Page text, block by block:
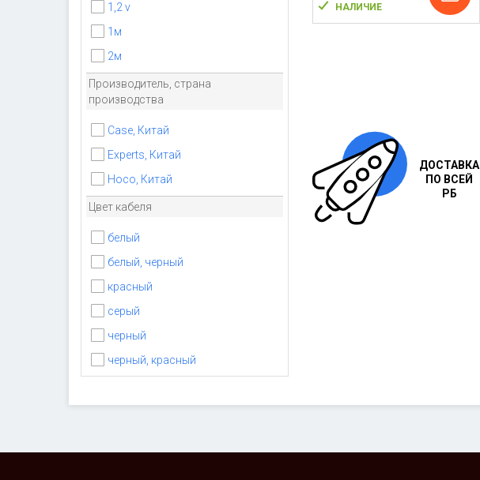
1,2 v
1м
2м
Производитель, страна
производства
Case, Китай
Experts, Китай
Hoco, Китай
Цвет кабеля
белый
белый, черный
красный
серый
черный
черный, красный
НАЛИЧИЕ
ДОСТАВКА
ПО ВСЕЙ
РБ